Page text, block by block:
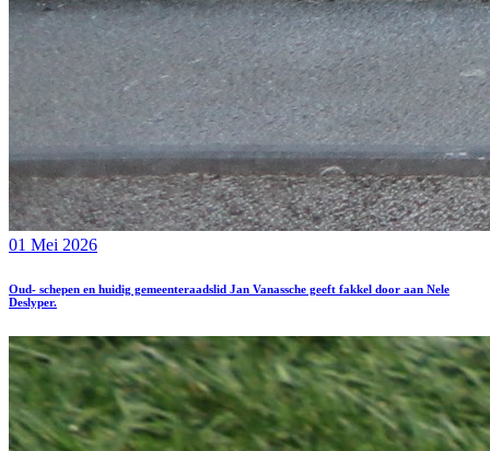
01 Mei 2026
Oud- schepen en huidig gemeenteraadslid Jan Vanassche geeft fakkel door aan Nele
Deslyper.